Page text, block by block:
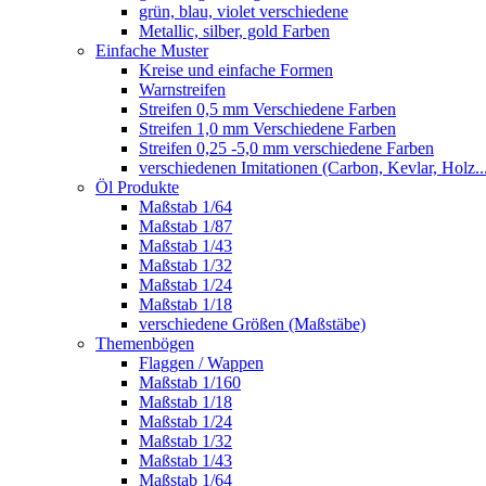
grün, blau, violet verschiedene
Metallic, silber, gold Farben
Einfache Muster
Kreise und einfache Formen
Warnstreifen
Streifen 0,5 mm Verschiedene Farben
Streifen 1,0 mm Verschiedene Farben
Streifen 0,25 -5,0 mm verschiedene Farben
verschiedenen Imitationen (Carbon, Kevlar,
Öl Produkte
Maßstab 1/64
Maßstab 1/87
Maßstab 1/43
Maßstab 1/32
Maßstab 1/24
Maßstab 1/18
verschiedene Größen (Maßstäbe)
Themenbögen
Flaggen / Wappen
Maßstab 1/160
Maßstab 1/18
Maßstab 1/24
Maßstab 1/32
Maßstab 1/43
Maßstab 1/64